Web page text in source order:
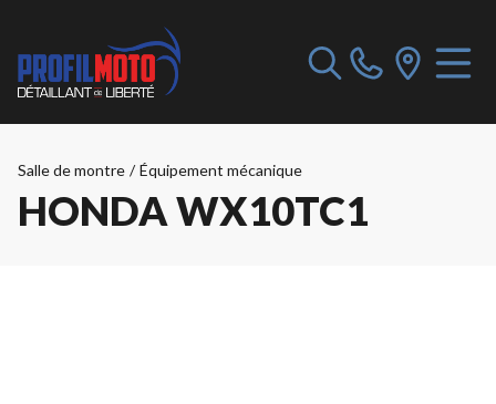
Salle de montre / Équipement mécanique
HONDA WX10TC1